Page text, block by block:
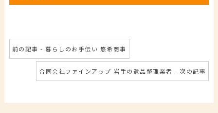
前の記事 - 暮らしのお手伝い 悠希商事
合同会社ファインアップ 岩手の遺品整理業者 - 次の記事